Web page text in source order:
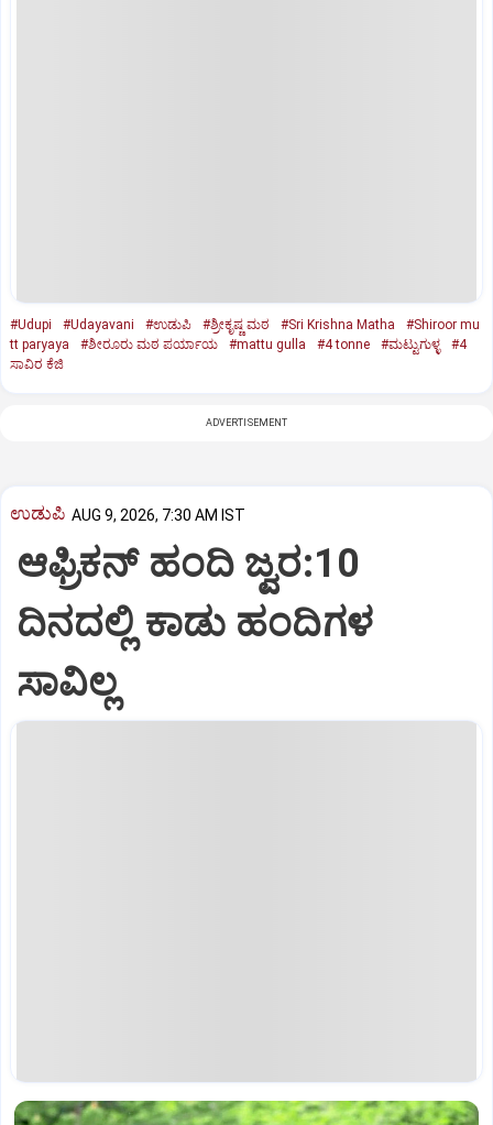
#Udupi #Udayavani #ಉಡುಪಿ #ಶ್ರೀಕೃಷ್ಣ ಮಠ #Sri Krishna Matha
#Shiroor mu
tt paryaya
#ಶೀರೂರು ಮಠ ಪರ್ಯಾಯ #mattu gulla #4 tonne #ಮಟ್ಟುಗುಳ್ಳ
#4
ಸಾವಿರ ಕೆಜಿ
ADVERTISEMENT
ಉಡುಪಿ AUG 9, 2026, 7:30 AM IST
ಆಫ್ರಿಕನ್‌ ಹಂದಿ ಜ್ವರ:10
ದಿನದಲ್ಲಿ ಕಾಡು ಹಂದಿಗಳ
ಸಾವಿಲ್ಲ